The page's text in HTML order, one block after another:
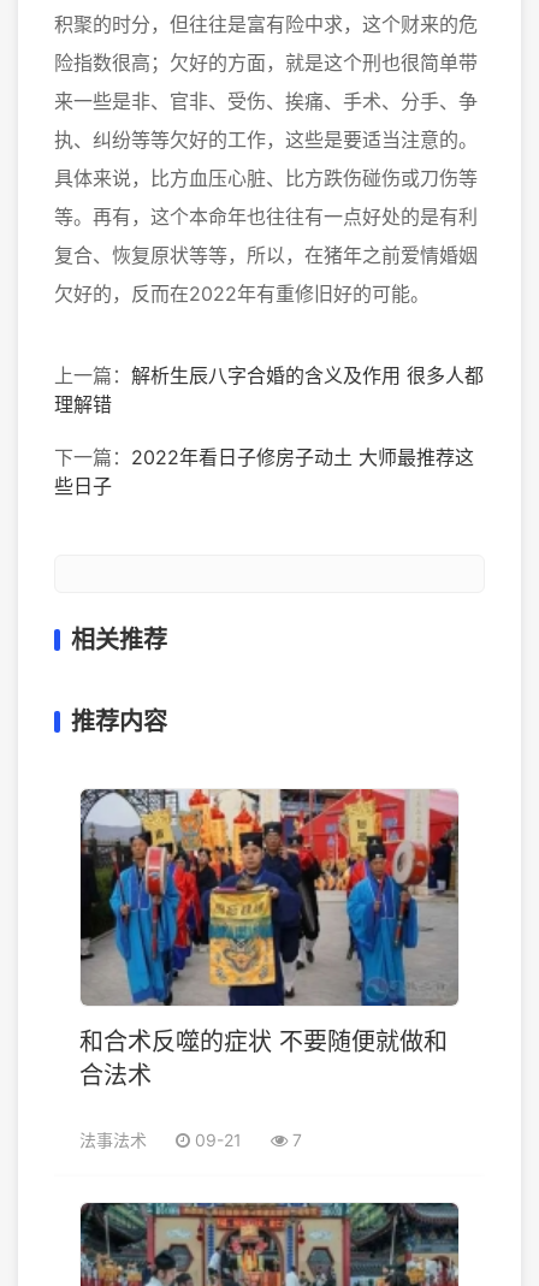
积聚的时分，但往往是富有险中求，这个财来的危
险指数很高；欠好的方面，就是这个刑也很简单带
来一些是非、官非、受伤、挨痛、手术、分手、争
执、纠纷等等欠好的工作，这些是要适当注意的。
具体来说，比方血压心脏、比方跌伤碰伤或刀伤等
等。再有，这个本命年也往往有一点好处的是有利
复合、恢复原状等等，所以，在猪年之前爱情婚姻
欠好的，反而在2022年有重修旧好的可能。
上一篇： 解析生辰八字合婚的含义及作用 很多人都
理解错
下一篇： 2022年看日子修房子动土 大师最推荐这
些日子
相关推荐
推荐内容
和合术反噬的症状 不要随便就做和
合法术
法事法术 09-21 7